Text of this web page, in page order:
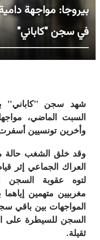
بيروجا: مواجهة
في سجن "كاباني"
شهد سجن "كاباني"
السبت الماضي،
وأخرينتونسيين
وقد خلق الشغب حالة
العراك الجماعي إثر
لتوه عقوبة السجن
مغربيين متهمين إياهما
المواجهات بين باقي
السجن للسيطرة على
ثقيلة.